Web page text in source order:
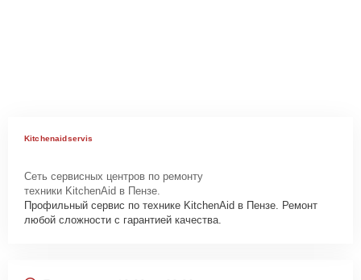
Kitchenaidservis
Сеть сервисных центров по ремонту
техники KitchenAid в Пензе.
Профильный сервис по технике KitchenAid в Пензе. Ремонт
любой сложности с гарантией качества.